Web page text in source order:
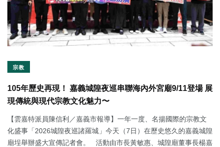
宗教
105年歷史再現！ 嘉義城隍夜巡串聯海內外宮廟9/11登場 展
現傳統與現代宗教文化魅力〜
【雲嘉特派員陳信利／嘉義市報導】一年一度、名揚國際的宗教文
化盛事「2026城隍夜巡諸羅城」今天（7日）在歷史悠久的嘉義城隍
廟埕舉辦盛大宣傳記者會。 活動由市長黃敏惠、城隍廟董事長楊嘉